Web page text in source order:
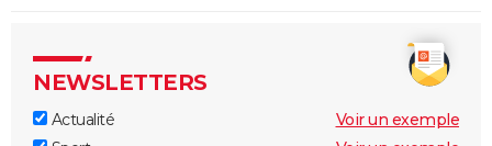
NEWSLETTERS
Actualité
Voir un exemple